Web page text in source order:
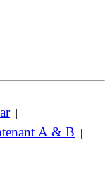
|
A & B |